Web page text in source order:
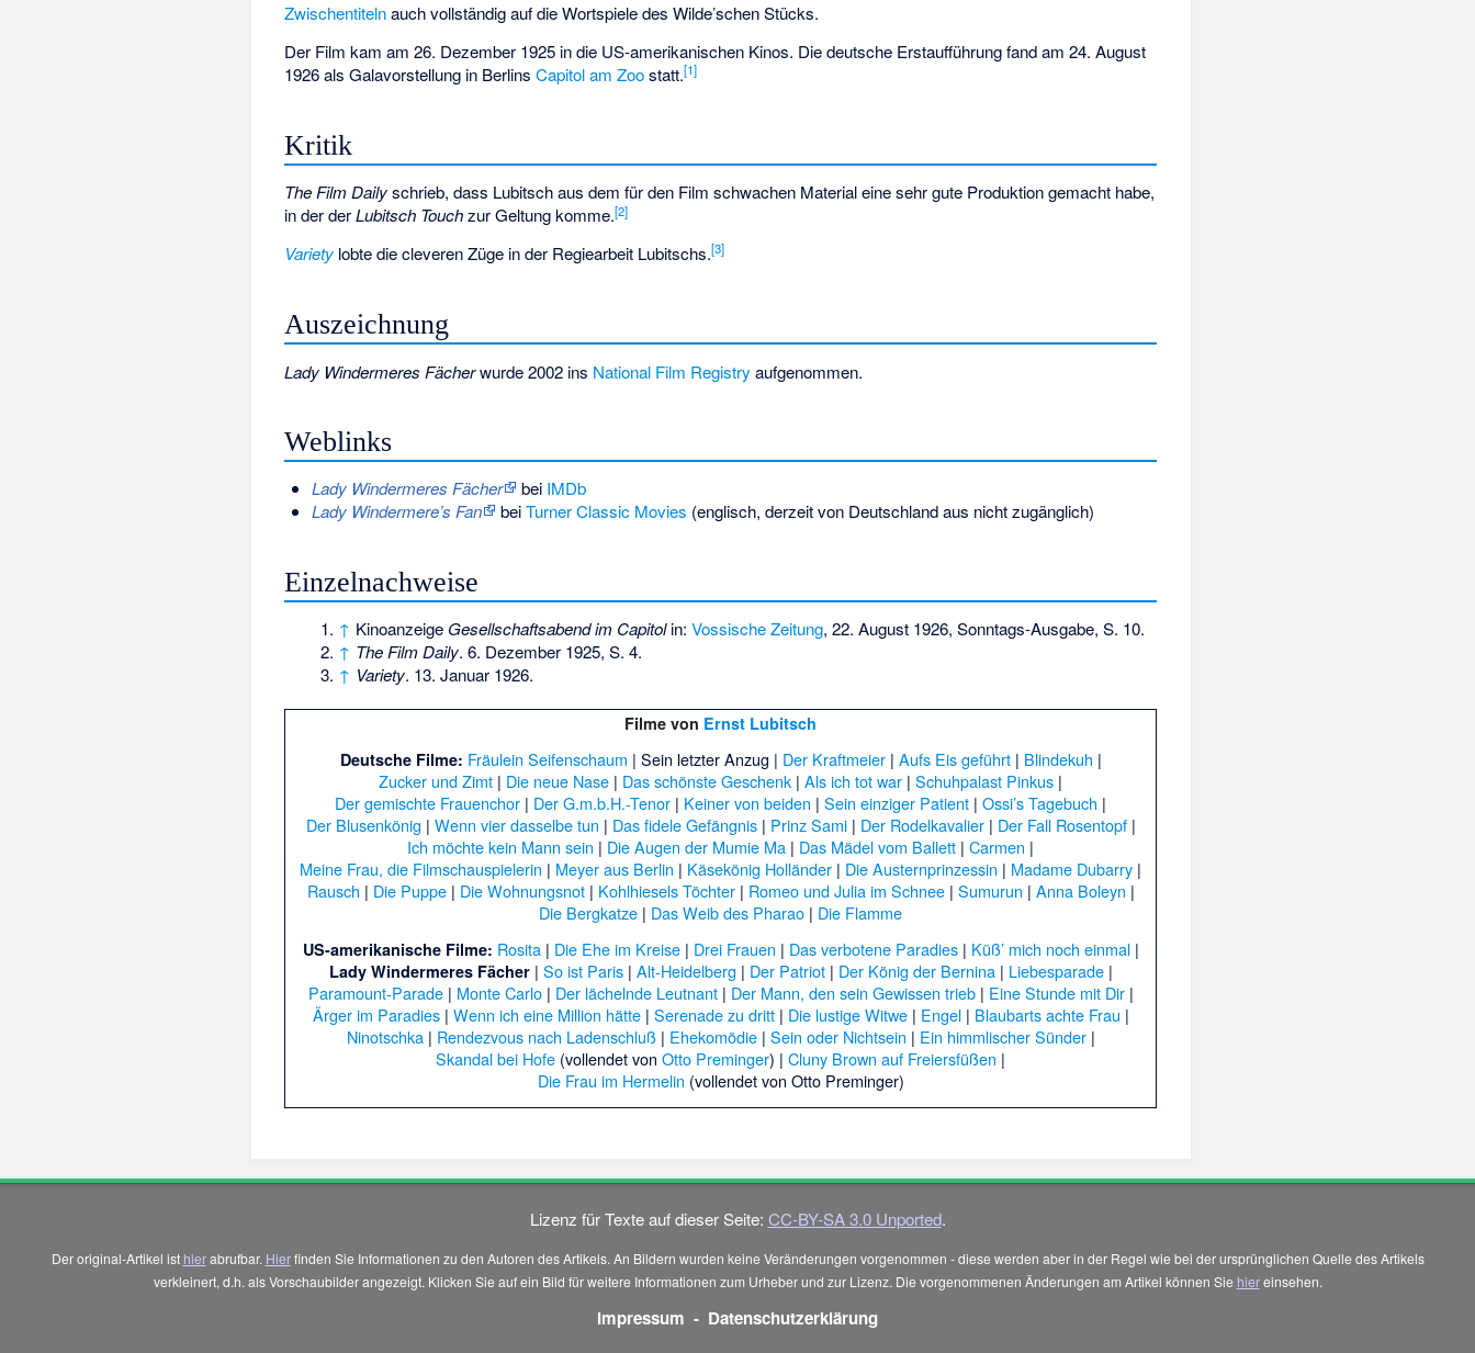
Zwischentitelnauch vollständig auf die Wortspiele des Wilde’schen Stücks.
Der Film kam am 26. Dezember 1925 in die US-amerikanischen Kinos. Die deutsche Erstaufführung fand am 24. August
1926 als Galavorstellung in BerlinsCapitol am Zoostatt.[1]
Kritik
The Film Dailyschrieb, dass Lubitsch aus dem für den Film schwachen Material eine sehr gute Produktion gemacht habe,
in der derLubitsch Touchzur Geltung komme.[2]
Variety lobte die cleveren Züge in der Regiearbeit Lubitschs.[3]
Auszeichnung
Lady Windermeres Fächerwurde 2002 ins National Film Registry aufgenommen.
Weblinks
Lady Windermeres Fächer bei IMDb
Lady Windermere’s Fan
beiTurner Classic Movies (englisch, derzeit von Deutschland aus nicht zugänglich)
Einzelnachweise
↑ Kinoanzeige Gesellschaftsabend im Capitolin: Vossische Zeitung, 22. August 1926, Sonntags-Ausgabe, S. 10.
↑ The Film Daily. 6. Dezember 1925, S. 4.
↑ Variety. 13. Januar 1926.
Filme von Ernst Lubitsch
Deutsche Filme: Fräulein Seifenschaum | Sein letzter Anzug | Der Kraftmeier| Aufs Eis geführt| Blindekuh |
Zucker und Zimt | Die neue Nase | Das schönste Geschenk | Als ich tot war | Schuhpalast Pinkus |
Der gemischte Frauenchor | Der G.m.b.H.-Tenor | Keiner von beiden | Sein einziger Patient | Ossi’s Tagebuch |
Der Blusenkönig | Wenn vier dasselbe tun | Das fidele Gefängnis| Prinz Sami| Der Rodelkavalier| Der Fall Rosentopf|
Ich möchte kein Mann sein | Die Augen der Mumie Ma | Das Mädel vom Ballett | Carmen |
Meine Frau, die Filmschauspielerin | Meyer aus Berlin | Käsekönig Holländer | Die Austernprinzessin | Madame Dubarry |
Rausch | Die Puppe| Die Wohnungsnot| Kohlhiesels Töchter| Romeo und Julia im Schnee| Sumurun | Anna Boleyn |
Die Bergkatze | Das Weib des Pharao | Die Flamme
US-amerikanische Filme: Rosita| Die Ehe im Kreise| Drei Frauen | Das verbotene Paradies| Küß’ mich noch einmal|
Lady Windermeres Fächer| So ist Paris| Alt-Heidelberg | Der Patriot| Der König der Bernina| Liebesparade|
Paramount-Parade| Monte Carlo| Der lächelnde Leutnant| Der Mann, den sein Gewissen trieb| Eine Stunde mit Dir|
Ärger im Paradies| Wenn ich eine Million hätte| Serenade zu dritt| Die lustige Witwe| Engel| Blaubarts achte Frau |
Ninotschka| Rendezvous nach Ladenschluß| Ehekomödie| Sein oder Nichtsein | Ein himmlischer Sünder|
Skandal bei Hofe (vollendet vonOtto Preminger) | Cluny Brown auf Freiersfüßen |
Die Frau im Hermelin (vollendet von Otto Preminger)
Lizenz für Texte auf dieser Seite: CC-BY-SA 3.0 Unported.
Der original-Artikel ist hierabrufbar. Hierfinden Sie Informationen zu den Autoren des Artikels. An Bildern wurden keine Veränderungen vorgenommen - diese werden aber in der Regel wie bei der ursprünglichen Quelle des Artikels
verkleinert, d.h. als Vorschaubilder angezeigt. Klicken Sie auf ein Bild für weitere Informationen zum Urheber und zur Lizenz. Die vorgenommenen Änderungen am Artikel können Sie hiereinsehen.
Impressum - Datenschutzerklärung